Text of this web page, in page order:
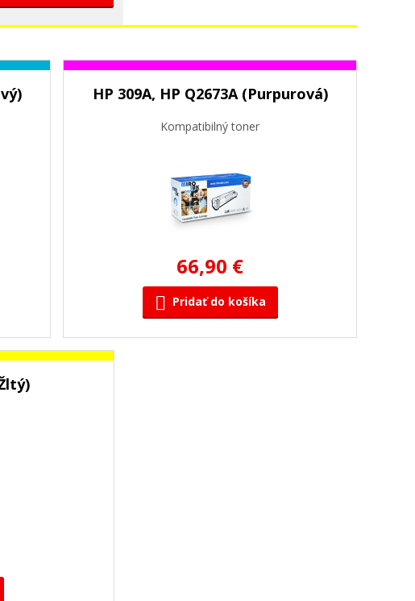
HP 309A, HP Q2673A (Purpurová)
Kompatibilný toner
66,90 €
Pridať do košíka